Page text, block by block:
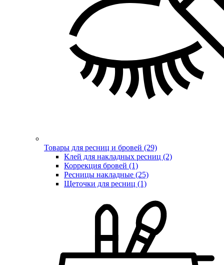
Товары для ресниц и бровей (29)
Клей для накладных ресниц (2)
Коррекция бровей (1)
Ресницы накладные (25)
Щеточки для ресниц (1)